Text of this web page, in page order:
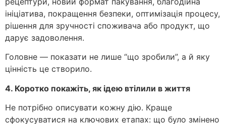
ініціатива, покращення безпеки, оптимізація процесу,
рішення для зручності споживача або продукт, що
дарує задоволення.
Головне — показати не лише “що зробили”, а й яку
цінність це створило.
4. Коротко покажіть, як ідею втілили в життя
Не потрібно описувати кожну дію. Краще
сфокусуватися на ключових етапах: що було змінено